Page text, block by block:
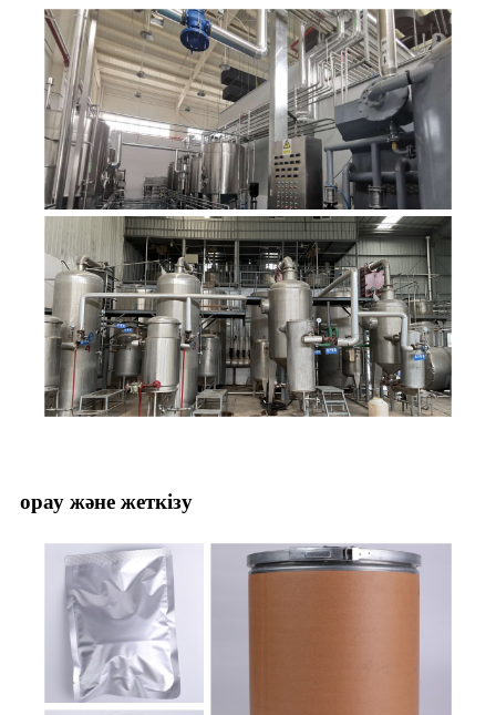
орау және жеткізу